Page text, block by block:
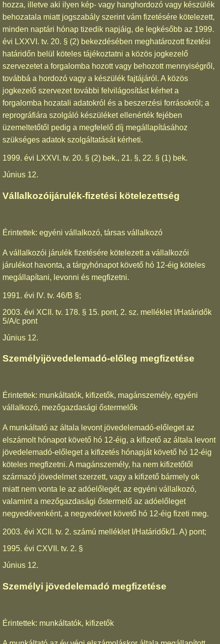
hozza, illetve aki ilyen kép- vagy hanghordozó vagy készülék
behozatala miatt jogszabály szerint vám fizetésére kötelezett,
minden naptári hónap tizedik napjáig, de legkésőbb az 1999.
évi LXXVI. tv. 20. § (2) bekezdésében meghatározott fizetési
határidőn belül köteles tájékoztatni a közös jogkezelő
szervezetet a forgalomba hozott vagy behozott mennyiségről,
továbbá a hordozó vagy a készülék fajtájáról. A közös
jogkezelő szervezet további felvilágosítást kérhet a
forgalomba hozatali adatokról és a beszerzési forrásokról; a
reprográfiára szolgáló készüléket ellenérték fejében
üzemeltetőtől pedig a megfelelő díj megállapításához
szükséges adatok szolgáltatását kérheti.
1999. évi LXXVI. tv. 20. § (2) bek., 21. §, 22. § (1) bek.
Június 12.
Vállalkozóijárulék-fizetési kötelezettség
Érintettek: egyéni vállalkozó, társas vállalkozó
A vállalkozói járulék fizetésére kötelezett a vállalkozói
járulékot havonta, a tárgyhónapot követő hó 12-éig köteles
megállapítani, levonni és megfizetni.
1991. évi IV. tv. 46/B §;
2003. évi XCII. tv. 178. § 15. pont, 2. sz. melléklet I/Határidők
5/A/c pont
Június 12.
Személyijövedelemadó-előleg megfizetése
Érintettek: munkáltatók, kifizetők, magánszemély, egyéni
vállalkozó, mezőgazdasági őstermelők
A munkáltató az általa levont jövedelemadó-előleget az
elszámolt hónapot követő hó 12-éig, a kifizető az általa levont
jövedelemadó-előleget a kifizetés hónapját követő hó 12-éig
köteles megfizetni. A magánszemély, ha nem kifizetőtől
származó jövedelmet szerzett, vagy a kifizető bármely ok
miatt nem vonta le az adóelőlegét, az egyéni vállalkozó,
valamint a mezőgazdasági őstermelő az adóelőleget
negyedévenként, a negyedévet követő hó 12-éig fizeti meg.
2003. évi XCII. tv. 2. számú melléklet I/Határidők/1. A) pont;
1995. évi CXVII. tv. 2. §
Június 12.
Személyi jövedelemadó megfizetése
Érintettek: munkáltatók, kifizetők